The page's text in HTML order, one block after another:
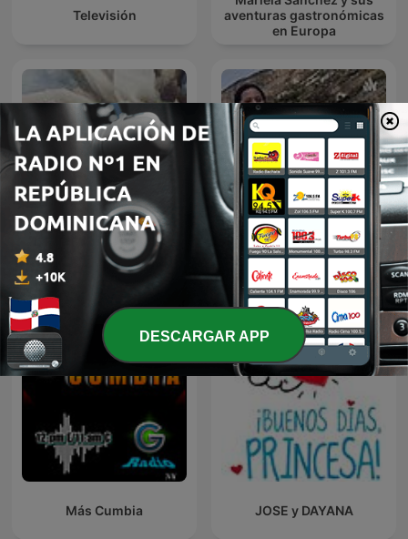
Televisión
aventuras gastronómicas
en Europa
Radio A-A Sofia
Más Cumbia JOSE y DAYANA
DESCARGAR APP